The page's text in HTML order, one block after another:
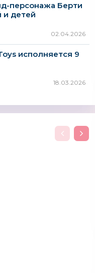
персонажа Берти
и детей
02.04.2026
исполняется 9
18.03.2026